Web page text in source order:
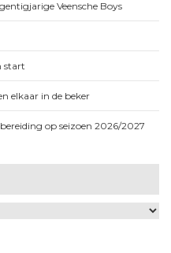
Veensche Boys
start
elkaar in de beker
op seizoen 2026/2027